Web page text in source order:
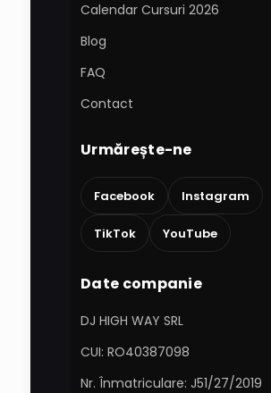
Calendar Cursuri 2026
Blog
FAQ
Contact
Urmărește-ne
Facebook Instagram
TikTok YouTube
Date companie
DJ HIGH WAY SRL
CUI: RO40387098
Nr. Înmatriculare: J51/27/2019